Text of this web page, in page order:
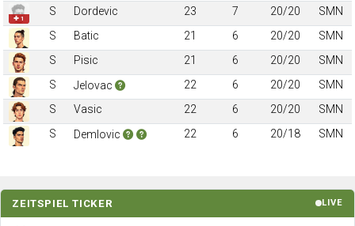
✚ 1
S Dordevic 23 7 20/20
SMN
S
Batic 21 6 20/20
SMN
S
Pisic 21 6 20/20
SMN
S
Jelovac 22 6 20/20
SMN
S
Vasic 22 6 20/20
SMN
S
Demlovic 22 6 20/18 SMN
ZEITSPIEL TICKER LIVE